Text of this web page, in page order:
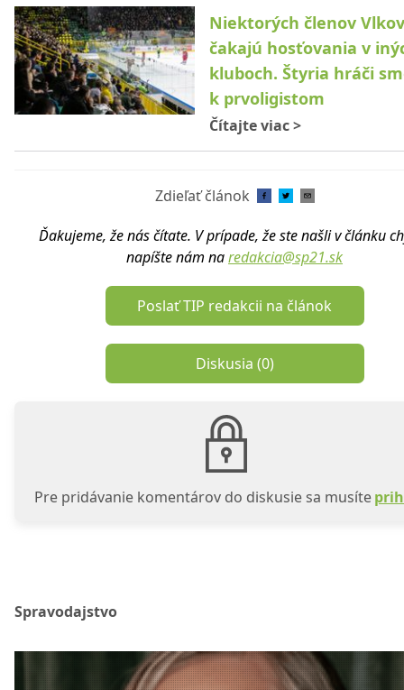
Niektorých členov
čakajú hosťovania v
kluboch. Štyria hráči
k prvoligistom
Čítajte viac>
Zdieľať článok
Ďakujeme, že nás čítate. V prípade, že ste našli v článku
napíšte nám naredakcia@sp21.sk
Poslať TIP redakcii na článok
Diskusia (0)
Pre pridávanie komentárov do diskusie sa musíte
Spravodajstvo